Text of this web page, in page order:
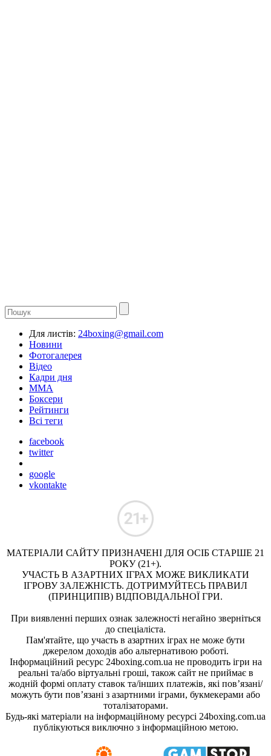
Для листів: 24boxing@gmail.com
Новини
Фотогалерея
Відео
Кадри дня
ММА
Боксери
Рейтинги
Всі теги
facebook
twitter
google
vkontakte
МАТЕРІАЛИ САЙТУ ПРИЗНАЧЕНІ ДЛЯ ОСІБ СТАРШЕ 21
РОКУ (21+).
УЧАСТЬ В АЗАРТНИХ ІГРАХ МОЖЕ ВИКЛИКАТИ
ІГРОВУ ЗАЛЕЖНІСТЬ. ДОТРИМУЙТЕСЬ ПРАВИЛ
(ПРИНЦИПІВ) ВІДПОВІДАЛЬНОЇ ГРИ.
При виявленні перших ознак залежності негайно зверніться
до спеціаліста.
Пам'ятайте, що участь в азартних іграх не може бути
джерелом доходів або альтернативою роботі.
Інформаційний ресурс 24boxing.com.ua не проводить ігри на
реальні та/або віртуальні гроші, також сайт не приймає в
жодній формі оплату ставок та/інших платежів, які пов’язані/
можуть бути пов’язані з азартними іграми, букмекерами або
тоталізаторами.
Будь-які матеріали на інформаційному ресурсі 24boxing.com.ua
публікуються виключно з інформаційною метою.